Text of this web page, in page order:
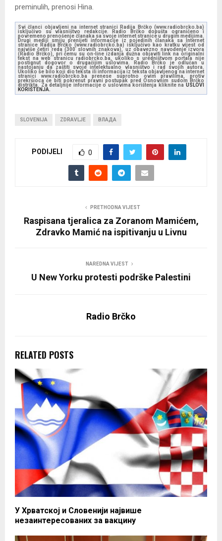
preminulih, prenosi Hina.
Svi članci objavljeni na internet stranici Radija Brčko (www.radiobrcko.ba)
isključivo su vlasništvo redakcije. Radio Brčko dopušta ograničeno i
povremeno prenošenje članaka sa svoje internet stranice u drugim medijima.
Drugi mediji smiju prenijeti informacije iz pojedinih članaka sa Internet
stranice Radija Brčko (www.radiobrcko.ba) isključivo kao kratku vijest od
najviše četiri reda (300 slovnih znakova), uz obavezno navođenje izvora
(Radio Brčko), pri čemu su on-line izdanja dužna objaviti link na originalni
tekst na web stranicu radiobrcko.ba, ukoliko s uredništvom portala nije
postignut dogovor o drugačijim uslovima. Radio Brčko je odlučan u
nastojanju da zaštiti svoje intelektualno vlasništvo i rad svojih autora.
Ukoliko se bilo koji dio teksta ili informacija iz teksta objavljenog na internet
stranici www.radiobrcko.ba prenese suprotno ovim pravilima, protiv
prekršioca će biti pokrenut pravni postupak pred Osnovnim sudom Brčko
distrikta. Za detaljnije informacije o uslovima korištenja kliknite na USLOVI
KORIŠTENJA.
SLOVENIJA ZDRAVLJE ВЛАДА
PODIJELI 0
PRETHODNA VIJEST
Raspisana tjeralica za Zoranom Mamićem,
Zdravko Mamić na ispitivanju u Livnu
NAREDNA VIJEST
U New Yorku protesti podrške Palestini
Radio Brčko
RELATED POSTS
У Хрватској и Словенији највише
незаинтересованих за вакцину